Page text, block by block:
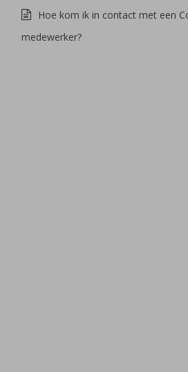
Hoe kom ik in contact met een
medewerker?